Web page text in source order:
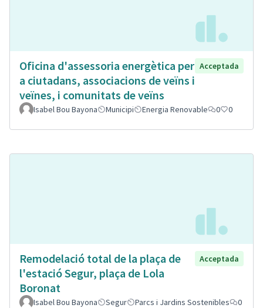
Oficina d'assessoria energètica per
a ciutadans, associacions de veïns i
veïnes, i comunitats de veïns
Acceptada
Isabel Bou Bayona Municipi Energia Renovable 0 0
Remodelació total de la plaça de
l'estació Segur, plaça de Lola
Boronat
Acceptada
Isabel Bou Bayona Segur Parcs i Jardins Sostenibles
0